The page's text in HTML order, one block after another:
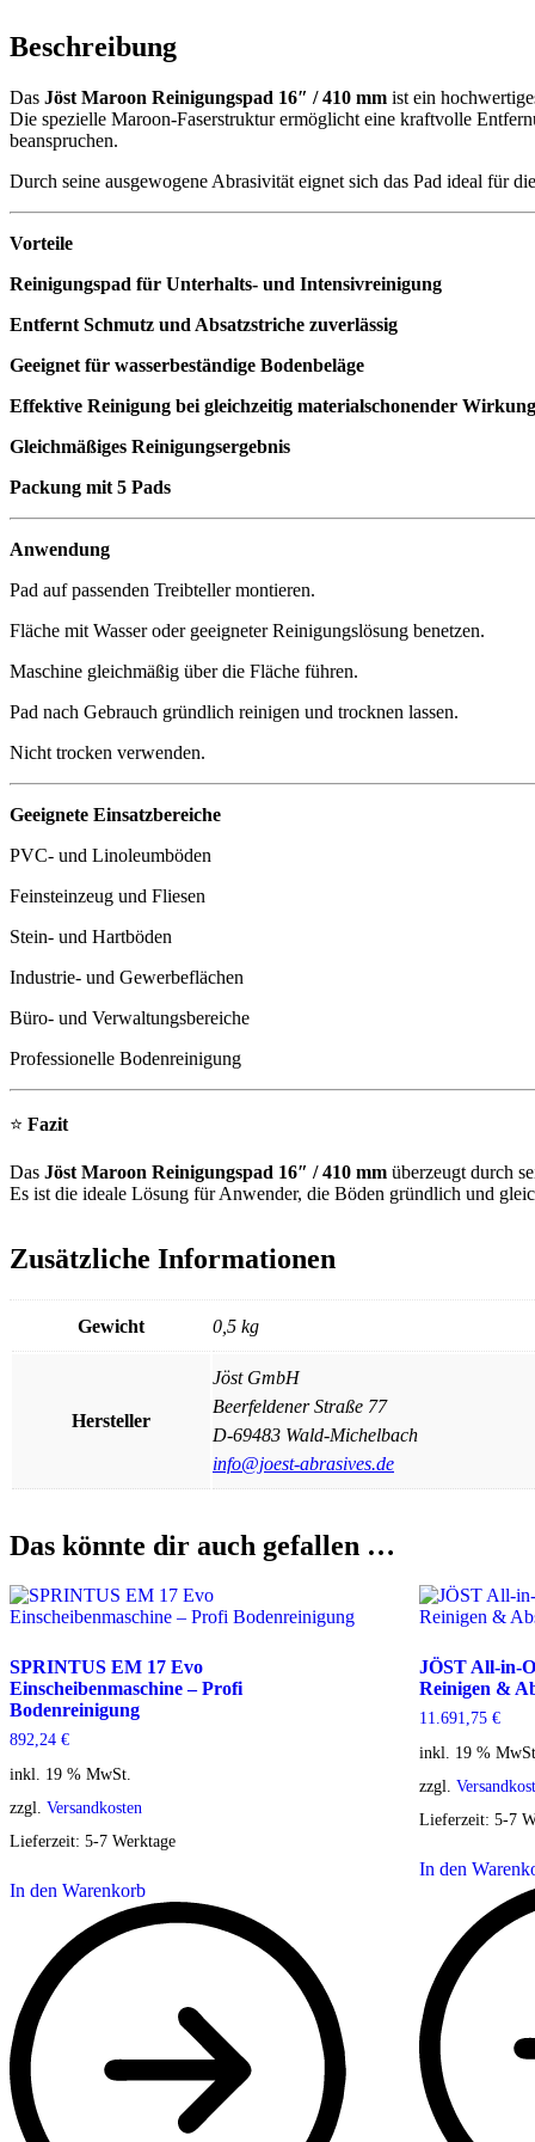
Beschreibung
Das Jöst Maroon Reinigungspad 16″ / 410 mm ist ein
Die spezielle Maroon-Faserstruktur ermöglicht eine kraftvolle
beanspruchen.
Durch seine ausgewogene Abrasivität eignet sich das Pad ideal für
Vorteile
Reinigungspad für Unterhalts- und Intensivreinigung
Entfernt Schmutz und Absatzstriche zuverlässig
Geeignet für wasserbeständige Bodenbeläge
Effektive Reinigung bei gleichzeitig materialschonender Wirkung
Gleichmäßiges Reinigungsergebnis
Packung mit 5 Pads
Anwendung
Pad auf passenden Treibteller montieren.
Fläche mit Wasser oder geeigneter Reinigungslösung benetzen.
Maschine gleichmäßig über die Fläche führen.
Pad nach Gebrauch gründlich reinigen und trocknen lassen.
Nicht trocken verwenden.
Geeignete Einsatzbereiche
PVC- und Linoleumböden
Feinsteinzeug und Fliesen
Stein- und Hartböden
Industrie- und Gewerbeflächen
Büro- und Verwaltungsbereiche
Professionelle Bodenreinigung
⭐ Fazit
Das Jöst Maroon Reinigungspad 16″ / 410 mm überzeugt durch
Es ist die ideale Lösung für Anwender, die Böden gründlich und
Zusätzliche Informationen
Gewicht 0,5 kg
Hersteller
Jöst GmbH
Beerfeldener Straße 77
D-69483 Wald-Michelbach
info@joest-abrasives.de
Das könnte dir auch gefallen …
SPRINTUS EM 17 Evo
Einscheibenmaschine – Profi
Bodenreinigung
892,24 €
inkl. 19 % MwSt.
zzgl. Versandkosten
Lieferzeit: 5-7 Werktage
In den Warenkorb
JÖST All-in-
Reinigen &
11.691,75€
inkl. 19 %
zzgl.
Lieferzeit:5-7
In den